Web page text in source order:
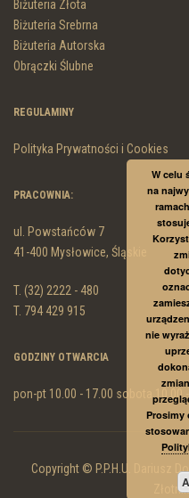
Biżuteria Złota
Biżuteria Srebrna
Biżuteria Autorska
Obrączki Ślubne
REGULAMINY
Polityka Prywatności i Cookies
PRACOWNIA:
ul. Powstańców 7
41-400 Mysłowice, Śląskie
T. (32) 2222 - 480
T. 794 429 915
GODZINY OTWARCIA
pon-pt 10.00 - 17.00 sobota 10.00 -
Copyright © P.P.H.U. Dariusz
W celu
na
nie
Prosimy